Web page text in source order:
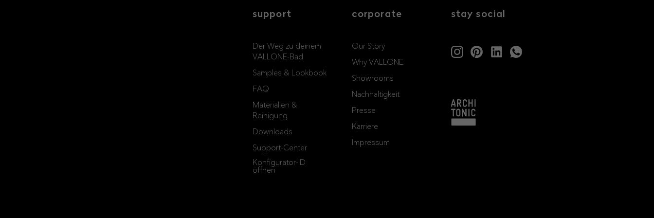
support
Der Weg zu deinem
VALLONE-Bad
Samples & Lookbook
FAQ
Materialien &
Reinigung
Downloads
Support-Center
Konfigurator-ID
öffnen
corporate
Our Story
Why VALLONE
Showrooms
Nachhaltigkeit
Presse
Karriere
Impressum
stay social